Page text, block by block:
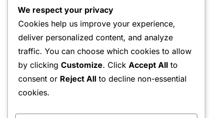
Your email address will not be published. Required
fields are marked*
Message:
We respect your privacy
Cookies help us improve your experience,
deliver personalized content, and analyze
traffic. You can choose which cookies to allow
by clicking Customize. Click Accept All to
consent or Reject All to decline non-essential
cookies.